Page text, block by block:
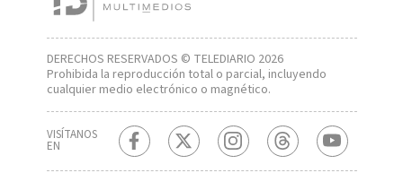
DERECHOS RESERVADOS © TELEDIARIO 2026
Prohibida la reproducción total o parcial, incluyendo
cualquier medio electrónico o magnético.
VISÍTANOS
EN